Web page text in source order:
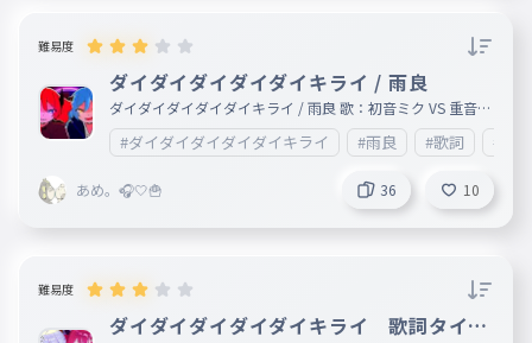
041 じつのところいぞんはりょうへんです
シャットダウンしても付き纏う
042
シャットダウンしても付き纏う
シャットダウンしてもつきまとう
全部全部アンタのせいって
＿＿＿＿＿＿＿＿＿＿＿＿＿＿＿＿＿＿＿＿＿＿＿＿ 景品
1位…フォロー&いいね5個 2位…いいね5個 3位…いいね3個
3000点以上…いいね3個 ＿＿＿＿＿＿＿＿＿＿＿＿＿＿＿
＿＿＿＿＿＿＿＿＿＿＿＿＿＿＿＿＿＿＿＿＿＿＿＿＿＿＿
＿＿＿＿＿＿＿＿＿＿＿＿ 期間 2025/12/6～2025/12/31で
す！ 結果は2026/1/1に公開するタイピングで発表します！
難易度
ダイダイダイダイダイキライ / 雨良
ダイダイダイダイダイキライ / 雨良 歌：初音ミク VS 重音テ
ト 誤字脱字はコメントへ 右手中指を怪我して絆創膏の状態
でこのスコアは頑張ったほう（？）
#ダイダイダイダイダイキライ #雨良 #歌詞 #初
あめ。🎧️🤍🍟 36 10
難易度
ダイダイダイダイダイキライ 歌詞タイピ